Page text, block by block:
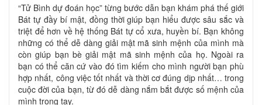
“Tử Bình dự đoán học” từng bước dẫn bạn khám phá thế giới
Bát tự đầy bí mật, đồng thời giúp bạn hiểu được sâu sắc và
triệt để hơn về hệ thống Bát tự cổ xưa, huyền bí. Bạn không
những có thể dễ dàng giải mật mã sinh mệnh của mình mà
còn giúp bạn bè giải mật mã sinh mệnh của họ. Ngoài ra
bạn có thể căn cứ vào đó tìm kiếm cho mình người bạn phù
hợp nhất, công việc tốt nhất và thời cơ đúng dịp nhất… trong
cuộc đời của bạn, từ đó dễ dàng nắm bắt được số mệnh của
mình trong tay.